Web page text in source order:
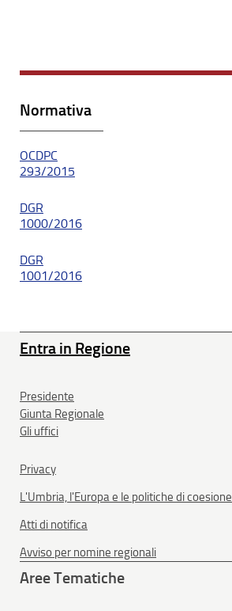
Normativa
OCDPC
293/2015
DGR
1000/2016
DGR
1001/2016
Entra in Regione
Presidente
Giunta Regionale
Gli uffici
Privacy
L'Umbria, l'Europa e le politiche di coesione
Atti di notifica
Avviso per nomine regionali
Aree Tematiche